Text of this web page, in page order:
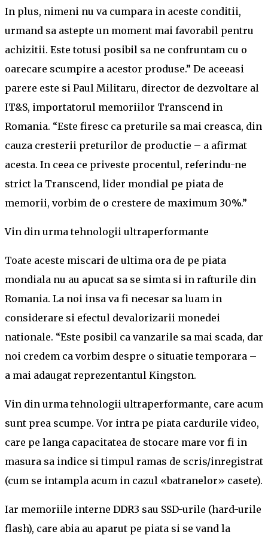
In plus, nimeni nu va cumpara in aceste conditii,
urmand sa astepte un moment mai favorabil pentru
achizitii. Este totusi posibil sa ne confruntam cu o
oarecare scumpire a acestor produse.” De aceeasi
parere este si Paul Militaru, director de dezvoltare al
IT&S, importatorul memoriilor Transcend in
Romania. “Este firesc ca preturile sa mai creasca, din
cauza cresterii preturilor de productie – a afirmat
acesta. In ceea ce priveste procentul, referindu-ne
strict la Transcend, lider mondial pe piata de
memorii, vorbim de o crestere de maximum 30%.”
Vin din urma tehnologii ultraperformante
Toate aceste miscari de ultima ora de pe piata
mondiala nu au apucat sa se simta si in rafturile din
Romania. La noi insa va fi necesar sa luam in
considerare si efectul devalorizarii monedei
nationale. “Este posibil ca vanzarile sa mai scada, dar
noi credem ca vorbim despre o situatie temporara –
a mai adaugat reprezentantul Kingston.
Vin din urma tehnologii ultraperformante, care acum
sunt prea scumpe. Vor intra pe piata cardurile video,
care pe langa capacitatea de stocare mare vor fi in
masura sa indice si timpul ramas de scris/inregistrat
(cum se intampla acum in cazul «batranelor» casete).
Iar memoriile interne DDR3 sau SSD-urile (hard-urile
flash), care abia au aparut pe piata si se vand la